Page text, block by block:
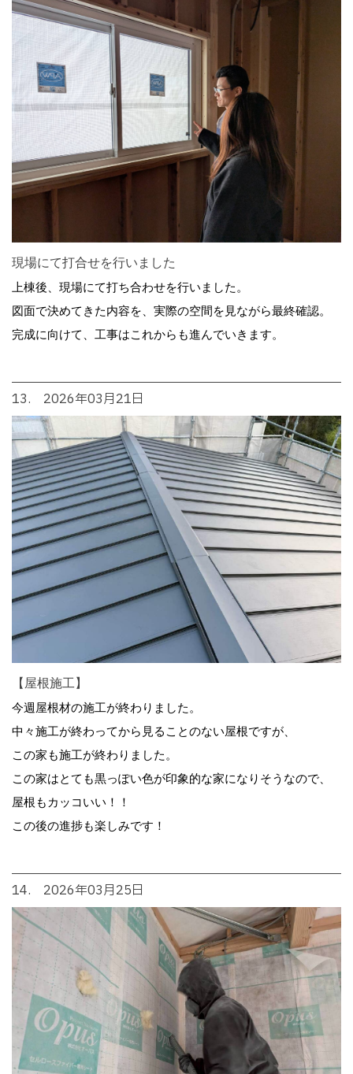
現場にて打合せを行いました
上棟後、現場にて打ち合わせを行いました。
図面で決めてきた内容を、実際の空間を見ながら最終確認。
完成に向けて、工事はこれからも進んでいきます。
13. 2026年03月21日
【屋根施工】
今週屋根材の施工が終わりました。
中々施工が終わってから見ることのない屋根ですが、
この家も施工が終わりました。
この家はとても黒っぽい色が印象的な家になりそうなので、
屋根もカッコいい！！
この後の進捗も楽しみです！
14. 2026年03月25日